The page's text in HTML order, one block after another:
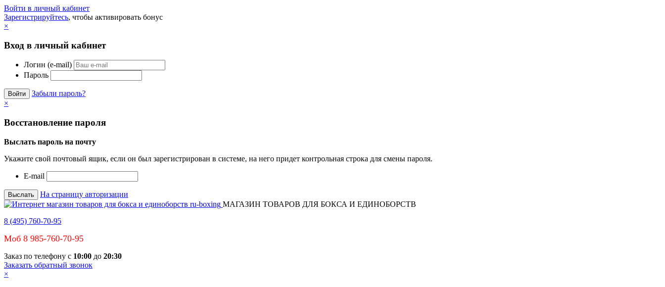
Войти в личный кабинет
Зарегистрируйтесь, чтобы активировать бонус
×
Вход в личный кабинет
Логин (e-mail)
Пароль
Забыли пароль?
×
Восстановление пароля
Выслать пароль на почту
Укажите свой почтовый ящик, если он был зарегистрирован в системе, на него придет контрольная строка для смены пароля.
E-mail
На страницу авторизации
МАГАЗИН ТОВАРОВ ДЛЯ БОКСА И ЕДИНОБОРСТВ
8 (495) 760-70-95
Моб 8 985-760-70-95
Заказ по телефону с 10:00 до 20:30
Заказать обратный звонок
×